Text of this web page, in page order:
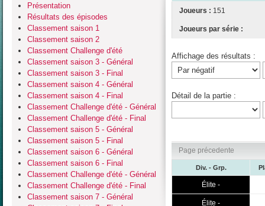
Présentation
Résultats des épisodes
Classement saison 1
Classement saison 2
Classement Challenge d'été
Classement saison 3 - Général
Classement saison 3 - Final
Classement saison 4 - Général
Classement saison 4 - Final
Classement Challenge d'été - Général
Classement Challenge d'été - Final
Classement saison 5 - Général
Classement saison 5 - Final
Classement saison 6 - Général
Classement saison 6 - Final
Classement Challenge d'été - Général
Classement Challenge d'été - Final
Classement saison 7 - Général
Joueurs : 151
Joueurs par série :
Affichage des résultats :
Détail de la partie :
Page précedente
Div. - Grp.
Élite -
Élite -